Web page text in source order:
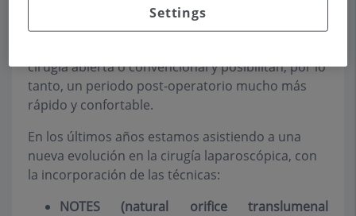
practica a través de pequeñas incisiones. A esta
técnica se le denomina de mínima invasión, ya
cirugía abierta o convencional y posibilitan, por lo
tanto, un periodo post-operatorio mucho más
rápido y confortable.
En los últimos años estamos asistiendo a una
nueva evolución en la cirugía laparoscópica, con
la incorporación de las técnicas:
NOTES (natural orifice translumenal
Settings